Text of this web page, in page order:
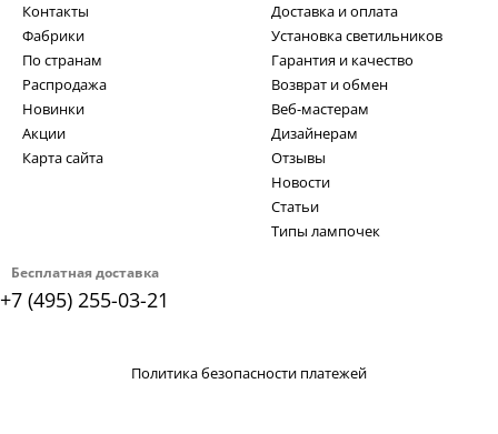
Бесплатная доставка
+7 (495) 255-03-21
Контакты
Фабрики
По странам
Распродажа
Новинки
Акции
Карта сайта
Доставка и оплата
Установка светильников
Гарантия и качество
Возврат и обмен
Веб-мастерам
Дизайнерам
Отзывы
Новости
Статьи
Типы лампочек
Политика безопасности платежей